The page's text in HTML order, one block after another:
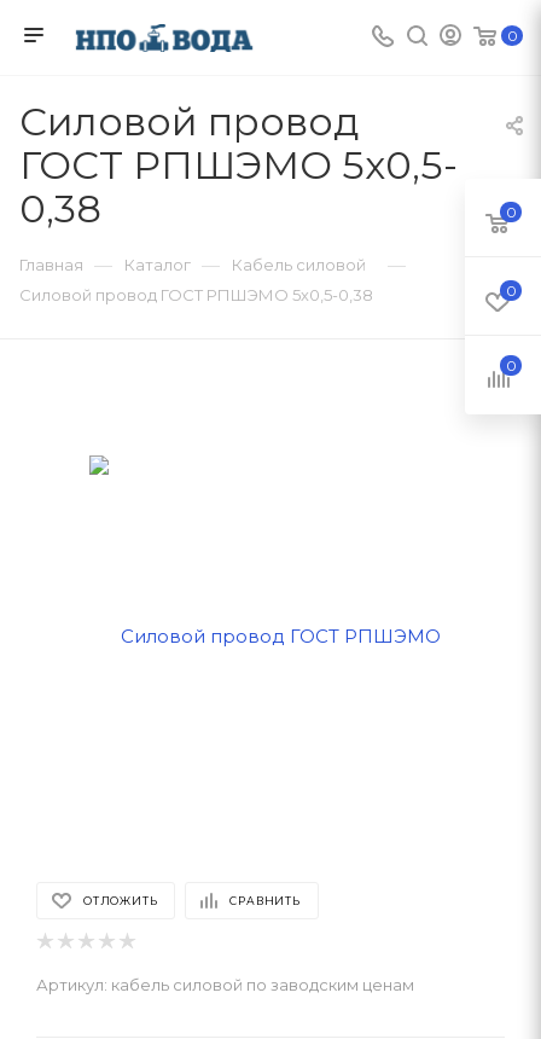
0
Силовой провод
ГОСТ РПШЭМО 5х0,5-
0,38
Главная — Каталог — Кабель силовой —
Силовой провод ГОСТ РПШЭМО 5х0,5-0,38
ОТЛОЖИТЬ СРАВНИТЬ
Артикул: кабель силовой по заводским ценам
0
0
0